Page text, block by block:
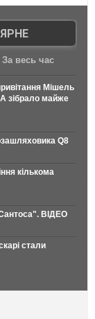
За весь час
Мішель
зібрало майже
Q8
кількома
ВІДЕО
стали